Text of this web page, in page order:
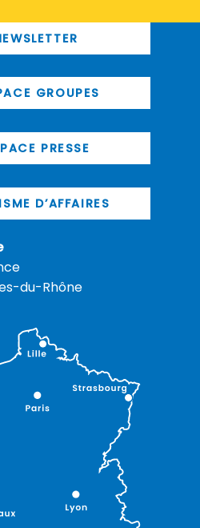
GROUPES
PRESSE
D’AFFAIRES
du-Rhône